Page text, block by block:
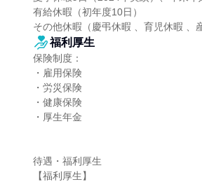
有給休暇（初年度10日）
その他休暇（慶弔休暇 、育児休暇 、
福利厚生
保険制度：
・雇用保険
・労災保険
・健康保険
・厚生年金
待遇・福利厚生
【福利厚生】